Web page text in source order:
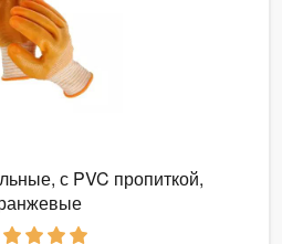
с PVC пропиткой,